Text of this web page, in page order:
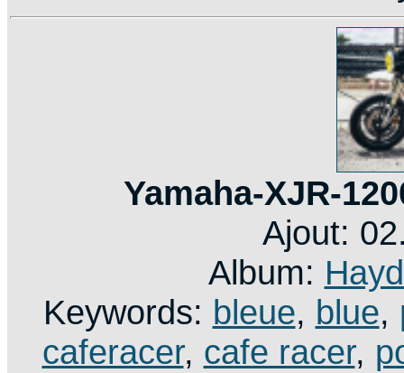
Yamaha-XJR-
Ajout:
Album:
Keywords: bleue, blue,
caferacer, cafe racer,